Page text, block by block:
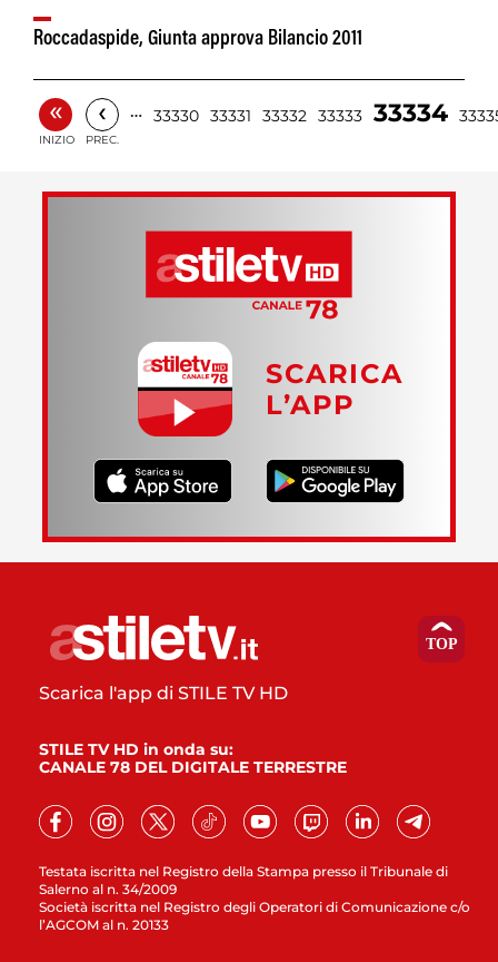
Roccadaspide, Giunta approva Bilancio 2011
«
INIZIO
‹
PREC.
… 33330 33331 33332 33333 33334
SCARICA
L’APP
Testata iscritta nel Registro della Stampa presso il Tribunale di
Salerno al n. 34/2009
Società iscritta nel Registro degli Operatori di Comunicazione c/o
l’AGCOM al n. 20133
Scarica l'app di STILE TV HD
STILE TV HD in onda su:
CANALE 78 DEL DIGITALE TERRESTRE